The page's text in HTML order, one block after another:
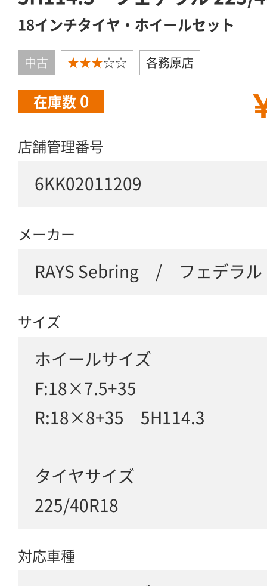
18インチタイヤ・ホイールセット
中古 ★★★☆☆ 各務原店
在庫数 0
店舗管理番号
6KK02011209
メーカー
RAYS Sebring / フェデラル
サイズ
ホイールサイズ
F:18×7.5+35
R:18×8+35 5H114.3
タイヤサイズ
225/40R18
対応車種